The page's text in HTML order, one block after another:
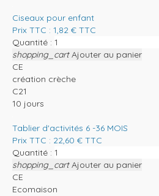
Ciseaux pour enfant
Prix TTC : 1,82 € TTC
Quantité :
shopping_cart Ajouter au panier
CE
création crèche
C21
10 jours
Tablier d'activités 6 -36 MOIS
Prix TTC : 22,60 € TTC
Quantité :
shopping_cart Ajouter au panier
CE
Ecomaison